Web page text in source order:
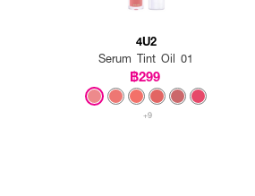
4U2
Serum Tint Oil 01
฿299
+9